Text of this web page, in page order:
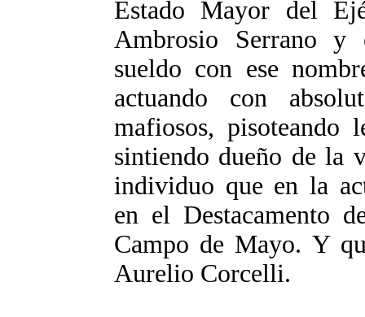
Estado Mayor del
Ambrosio Serrano y
sueldo con ese
actuando con
mafiosos, pisoteando
sintiendo dueño de la
individuo que en la
en el Destacamento
Campo de Mayo. Y
Aurelio Corcelli.